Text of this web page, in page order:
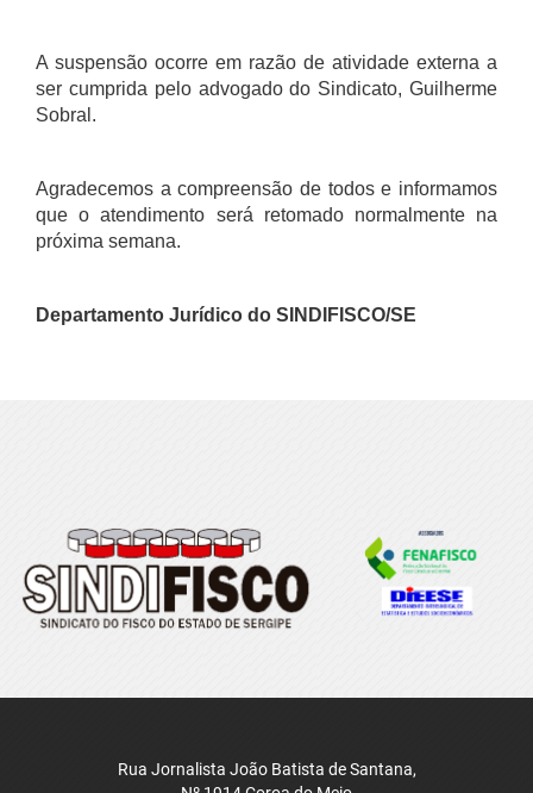
A suspensão ocorre em razão de atividade externa a
ser cumprida pelo advogado do Sindicato, Guilherme
Sobral.
Agradecemos a compreensão de todos e informamos
que o atendimento será retomado normalmente na
próxima semana.
Departamento Jurídico do SINDIFISCO/SE
Rua Jornalista João Batista de Santana,